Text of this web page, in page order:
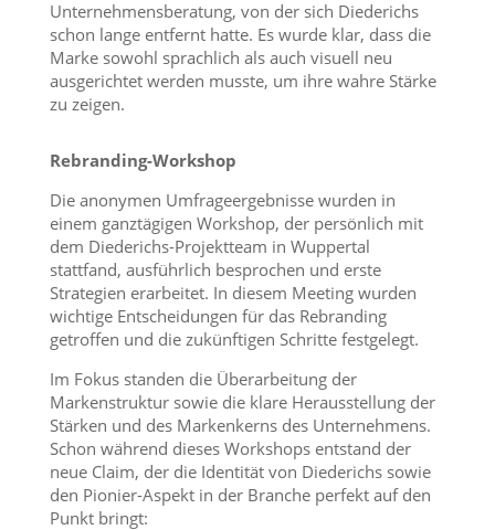
Unternehmensberatung, von der sich Diederichs
schon lange entfernt hatte. Es wurde klar, dass die
Marke sowohl sprachlich als auch visuell neu
ausgerichtet werden musste, um ihre wahre Stärke
zu zeigen.
Rebranding-Workshop
Die anonymen Umfrageergebnisse wurden in
einem ganztägigen Workshop, der persönlich mit
dem Diederichs-Projektteam in Wuppertal
stattfand, ausführlich besprochen und erste
Strategien erarbeitet. In diesem Meeting wurden
wichtige Entscheidungen für das Rebranding
getroffen und die zukünftigen Schritte festgelegt.
Im Fokus standen die Überarbeitung der
Markenstruktur sowie die klare Herausstellung der
Stärken und des Markenkerns des Unternehmens.
Schon während dieses Workshops entstand der
neue Claim, der die Identität von Diederichs sowie
den Pionier-Aspekt in der Branche perfekt auf den
Punkt bringt: